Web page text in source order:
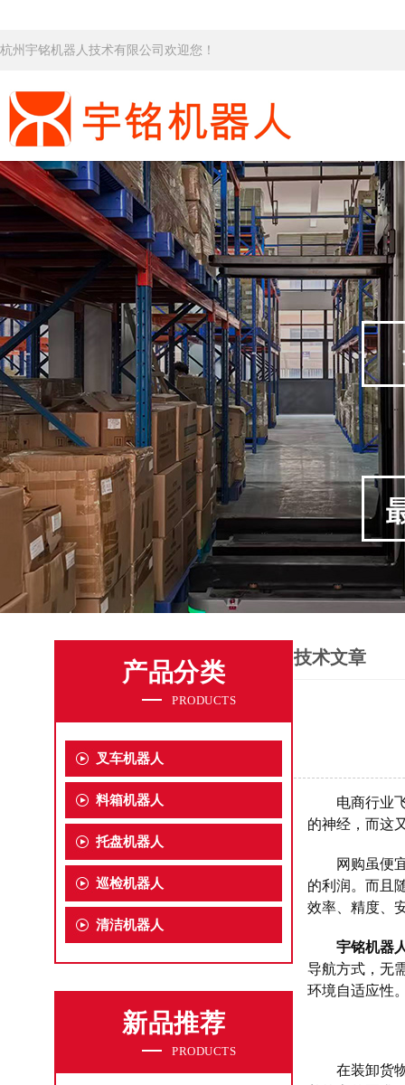
杭州宇铭机器人技术有限公司欢迎您！
产品分类
PRODUCTS
叉车机器人
料箱机器人
托盘机器人
巡检机器人
清洁机器人
新品推荐
PRODUCTS
技术文章
电商行业
的神经，而这
网购虽便
的利润。而且
效率、精度、
宇铭机器
导航方式，无
环境自适应性
在装卸货